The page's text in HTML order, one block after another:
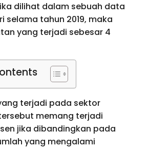
dilihat dalam sebuah data
selama tahun 2019, maka
yang terjadi sebesar 4
terjadi pada sektor
memang terjadi
jika dibandingkan pada
yang mengalami